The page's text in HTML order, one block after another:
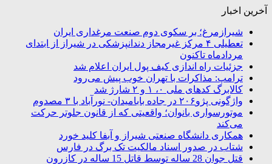
آخرین اخبار
شیرازمرغ؛ بر سکوی دوم صنعت مرغداری ایران
تعطیلی ۴ مرکز غیرمجاز دندانپزشکی در شیراز از ابتدای
مردادماه تاکنون
جزئیات راه اندازی کیف پول ایران اعلام شد
ترامپ: مذاکرات با تهران خوب پیش می‌رود
کالابرگ کدهای ملی ۰، ۱ و ۲ شارژ شد
واژگونی پژو۲۰۶ در جاده بابامیدان- نورآباد با ۳ مصدوم
موتورسواری بانوان؛ واقعیتی که از قانون جلوتر حرکت
می‌کند
همکاری دانشگاه صنعتی شیراز و آبفا کلید خورد
شتاب در صدور اسناد مالکیت تک برگ در فارس
قتل جوان 28 ساله توسط قاتل 15 ساله در کازرون